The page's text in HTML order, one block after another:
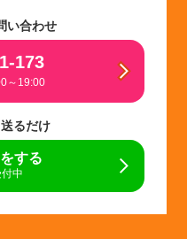
い合わせ
173
～19:00
るだけ
する
中